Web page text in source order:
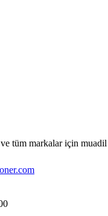
tüm markalar için